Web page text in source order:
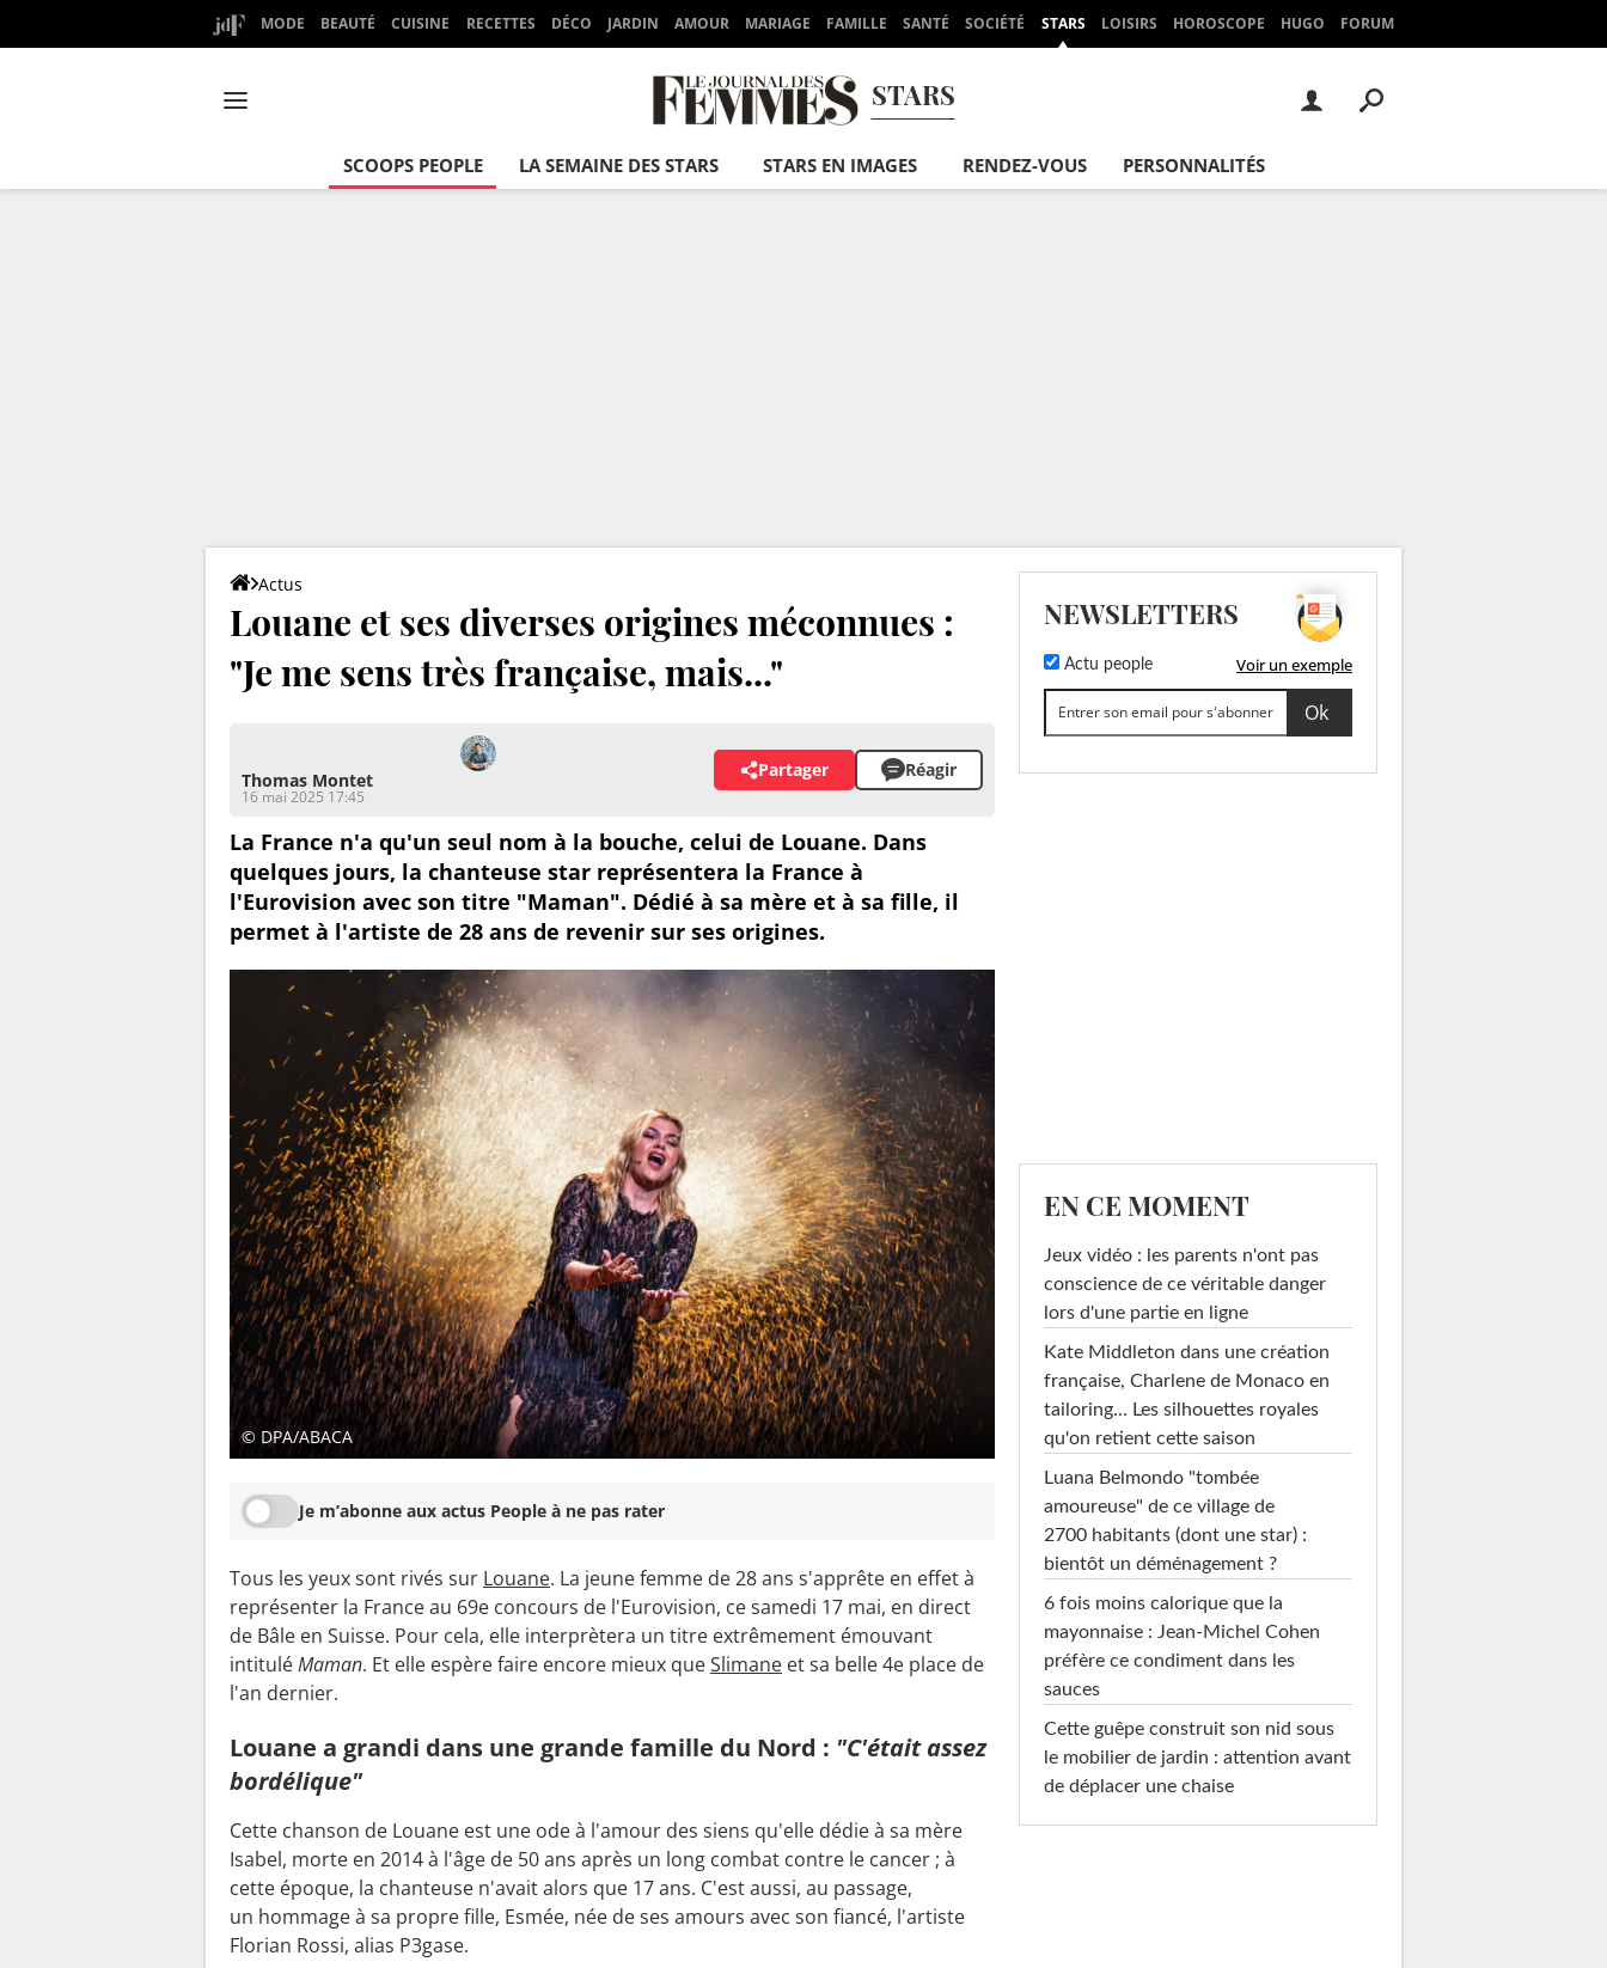
MODE BEAUTÉ CUISINE RECETTES DÉCO JARDIN AMOUR MARIAGE FAMILLE SANTÉ SOCIÉTÉ STARS LOISIRS HOROSCOPE HUGO FORUM
STARS
SCOOPS PEOPLE LA SEMAINE DES STARS STARS EN IMAGES RENDEZ-VOUS PERSONNALITÉS
Actus
Louane et ses diverses origines méconnues :
"Je me sens très française, mais..."
Thomas Montet
16 mai 2025 17:45
Partager Réagir
La France n'a qu'un seul nom à la bouche, celui de Louane. Dans
quelques jours, la chanteuse star représentera la France à
l'Eurovision avec son titre "Maman". Dédié à sa mère et à sa fille, il
permet à l'artiste de 28 ans de revenir sur ses origines.
© DPA/ABACA
Je m’abonne aux actus People à ne pas rater
Tous les yeux sont rivés sur Louane. La jeune femme de 28 ans s'apprête en effet à
représenter la France au 69e concours de l'Eurovision, ce samedi 17 mai, en direct
de Bâle en Suisse. Pour cela, elle interprètera un titre extrêmement émouvant
intituléMaman. Et elle espère faire encore mieux queSlimane et sa belle 4e place de
l'an dernier.
Louane a grandi dans une grande famille du Nord : "C'était assez
bordélique"
Cette chanson de Louane est une ode à l'amour des siens qu'elle dédie à sa mère
Isabel, morte en 2014 à l'âge de 50 ans après un long combat contre le cancer ; à
cette époque, la chanteuse n'avait alors que 17 ans. C'est aussi, au passage,
un hommage à sa propre fille, Esmée, née de ses amours avec son fiancé, l'artiste
Florian Rossi, alias P3gase.
NEWSLETTERS
Actu people Voir un exemple
EN CE MOMENT
Jeux vidéo : les parents n'ont pas
conscience de ce véritable danger
lors d'une partie en ligne
Kate Middleton dans une création
française, Charlene de Monaco en
tailoring… Les silhouettes royales
qu'on retient cette saison
Luana Belmondo "tombée
amoureuse" de ce village de
2700 habitants (dont une star) :
bientôt un déménagement ?
6 fois moins calorique que la
mayonnaise : Jean-Michel Cohen
préfère ce condiment dans les
sauces
Cette guêpe construit son nid sous
le mobilier de jardin : attention avant
de déplacer une chaise